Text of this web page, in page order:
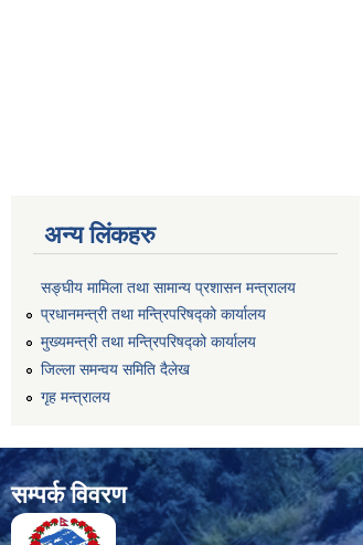
अन्य लिंकहरु
सङ्‍घीय मामिला तथा सामान्य प्रशासन मन्त्रालय
प्रधानमन्त्री तथा मन्त्रिपरिषद्को कार्यालय
मुख्यमन्त्री तथा मन्त्रिपरिषद्को कार्यालय
जिल्ला समन्वय समिति दैलेख
गृह मन्त्रालय
सम्पर्क विवरण